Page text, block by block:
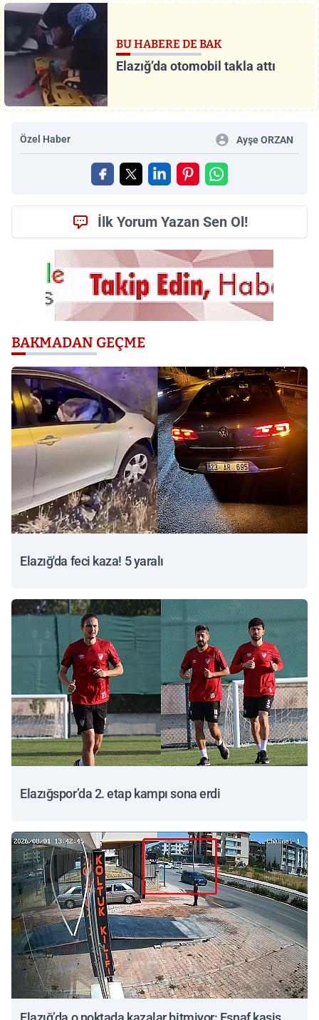
BU HABERE DE BAK
Elazığ’da otomobil takla attı
Özel Haber Ayşe ORZAN
İlk Yorum Yazan Sen Ol!
BAKMADAN GEÇME
Elazığ'da feci kaza! 5 yaralı
Elazığspor’da 2. etap kampı sona erdi